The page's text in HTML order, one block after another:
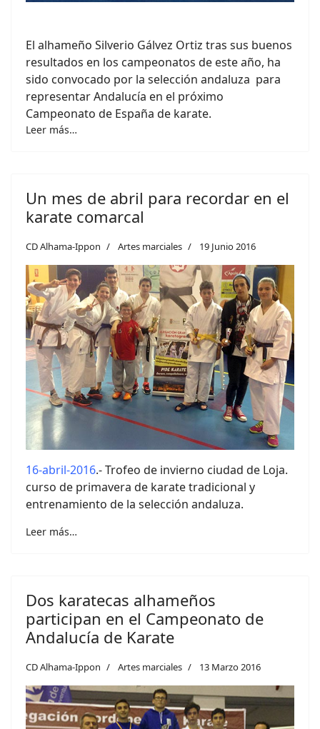
El alhameño Silverio Gálvez Ortiz tras sus buenos
resultados en los campeonatos de este año, ha
sido convocado por la selección andaluza para
representar Andalucía en el próximo
Campeonato de España de karate.
Leer más…
Un mes de abril para recordar en el
karate comarcal
CD Alhama-Ippon Artes marciales 19 Junio 2016
16-abril-2016.- Trofeo de invierno ciudad de Loja.
curso de primavera de karate tradicional y
entrenamiento de la selección andaluza.
Leer más…
Dos karatecas alhameños
participan en el Campeonato de
Andalucía de Karate
CD Alhama-Ippon Artes marciales 13 Marzo 2016